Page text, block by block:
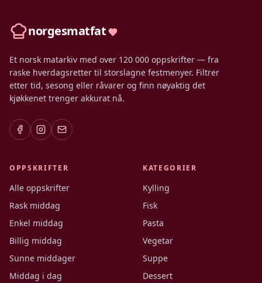
norgesmatfat
Et norsk matarkiv med over 120 000 oppskrifter — fra
raske hverdagsretter til storslagne festmenyer. Filtrer
etter tid, sesong eller råvarer og finn nøyaktig det
kjøkkenet trenger akkurat nå.
OPPSKRIFTER
Alle oppskrifter
Rask middag
Enkel middag
Billig middag
Sunne middager
Middag i dag
KATEGORIER
Kylling
Fisk
Pasta
Vegetar
Suppe
Dessert